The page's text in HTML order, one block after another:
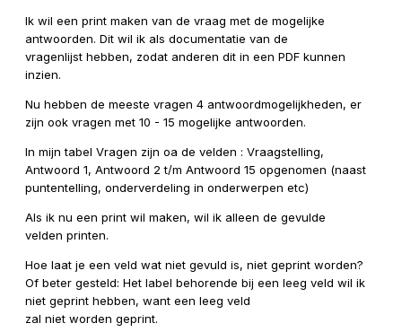
Ik wil een print maken van de vraag met de mogelijke
antwoorden. Dit wil ik als documentatie van de
vragenlijst hebben, zodat anderen dit in een PDF kunnen
inzien.
Nu hebben de meeste vragen 4 antwoordmogelijkheden, er
zijn ook vragen met 10 - 15 mogelijke antwoorden.
In mijn tabel Vragen zijn oa de velden : Vraagstelling,
Antwoord 1, Antwoord 2 t/m Antwoord 15 opgenomen (naast
puntentelling, onderverdeling in onderwerpen etc)
Als ik nu een print wil maken, wil ik alleen de gevulde
velden printen.
Hoe laat je een veld wat niet gevuld is, niet geprint worden?
Of beter gesteld: Het label behorende bij een leeg veld wil ik
niet geprint hebben, want een leeg veld
zal niet worden geprint.